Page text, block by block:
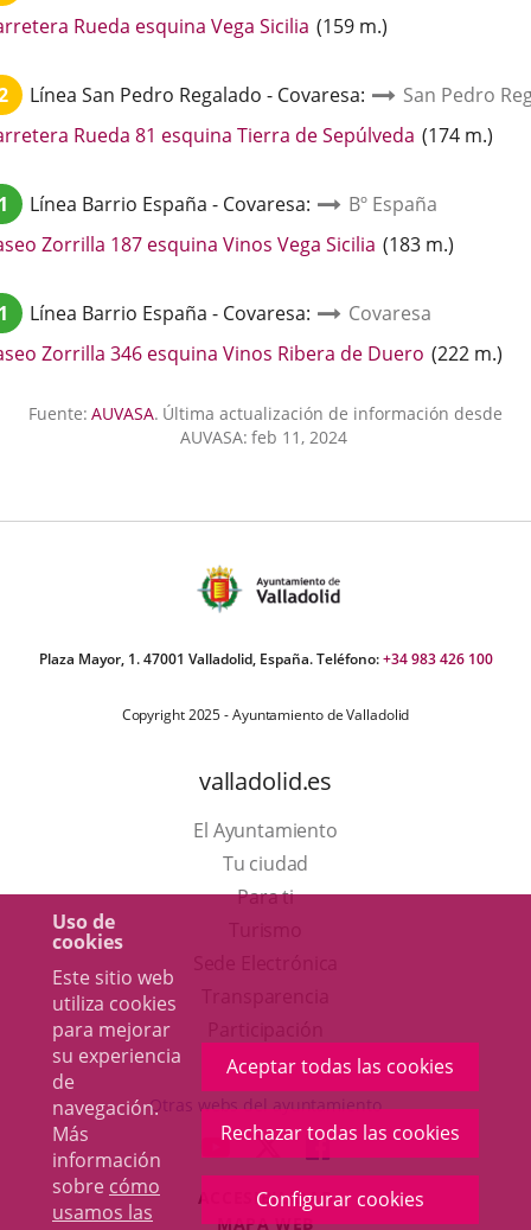
Uso de
cookies
Este sitio web
utiliza cookies
para mejorar
su experiencia
de
navegación.
Más
información
sobre cómo
usamos las
Aceptar todas las cookies
Rechazar todas las cookies
Configurar cookies
Rueda esquina Vega Sicilia Enlace
aplicación
externa.
(159 m.)
Línea San Pedro Regalado - Covaresa:
San Pedro
Rueda 81 esquina Tierra de Sepúlveda Enlace
aplicación
externa.
(174 m.)
Línea Barrio España - Covaresa:
Bº España
Zorrilla 187 esquina Vinos Vega Sicilia Enlace
aplicación
externa.
(183 m.)
Línea Barrio España - Covaresa:
Covaresa
Zorrilla 346 esquina Vinos Ribera de Duero Enlace
una
(222 m.)
Fuente: AUVASA. Última actualización de información desde
AUVASA: feb 11, 2024
Plaza Mayor, 1. 47001 Valladolid, España. Teléfono:+34 983 426 100
Copyright 2025 - Ayuntamiento de Valladolid
valladolid.es
El Ayuntamiento
Tu ciudad
Para ti
en
una
ventana
nueva.
aplicación
externa.
Otras webs del ayuntamiento
ENLACE
A
UNA
ENLACE
A
UNA
ENLACE
A
UNA
ACCESIBILIDAD
MAPA WEB